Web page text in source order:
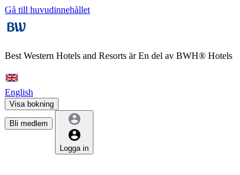
Gå till huvudinnehållet
Best Western Hotels and Resorts ärEn del av BWH® Hotels
English
Visa bokning
Bli medlem
Logga in